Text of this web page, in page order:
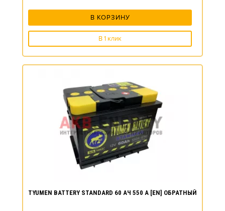
В КОРЗИНУ
В 1 клик
TYUMEN BATTERY STANDARD 60 АЧ 550 А [EN] ОБРАТНЫЙ